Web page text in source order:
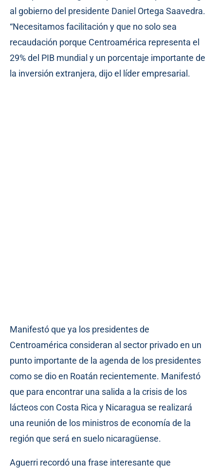
al gobierno del presidente Daniel Ortega Saavedra.
“Necesitamos facilitación y que no solo sea
recaudación porque Centroamérica representa el
29% del PIB mundial y un porcentaje importante de
la inversión extranjera, dijo el líder empresarial.
Manifestó que ya los presidentes de
Centroamérica consideran al sector privado en un
punto importante de la agenda de los presidentes
como se dio en Roatán recientemente. Manifestó
que para encontrar una salida a la crisis de los
lácteos con Costa Rica y Nicaragua se realizará
una reunión de los ministros de economía de la
región que será en suelo nicaragüense.
Aguerri recordó una frase interesante que